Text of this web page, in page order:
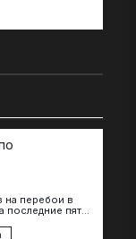
на перебои в
последние пять